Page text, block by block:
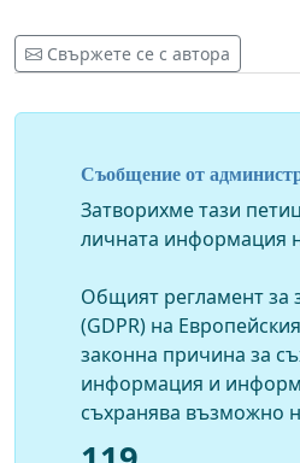
Какъв опит има Росица
картинка?
Кога социалното
обсъжда приоритетите си,
програмите и индикаторите
увреждания, със самите
например с организациите
увреждания и на хората с
Свържете се с автора
Съобщение от
Затворихме тази
личната информация
Общият регламент за
(GDPR) на
законна причина за
информация и
съхранява възможно